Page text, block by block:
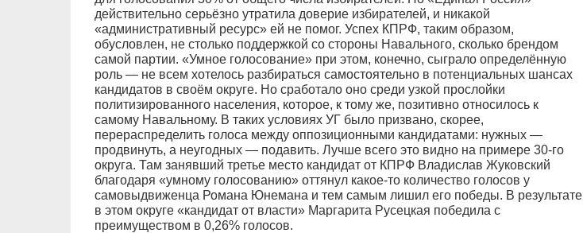
действительно серьёзно утратила доверие избирателей, и никакой
«административный ресурс» ей не помог. Успех КПРФ, таким образом,
обусловлен, не столько поддержкой со стороны Навального, сколько брендом
самой партии. «Умное голосование» при этом, конечно, сыграло определённую
роль — не всем хотелось разбираться самостоятельно в потенциальных шансах
кандидатов в своём округе. Но сработало оно среди узкой прослойки
политизированного населения, которое, к тому же, позитивно относилось к
самому Навальному. В таких условиях УГ было призвано, скорее,
перераспределить голоса между оппозиционными кандидатами: нужных —
продвинуть, а неугодных — подавить. Лучше всего это видно на примере 30-го
округа. Там занявший третье место кандидат от КПРФ Владислав Жуковский
благодаря «умному голосованию» оттянул какое-то количество голосов у
самовыдвиженца Романа Юнемана и тем самым лишил его победы. В результате
в этом округе «кандидат от власти» Маргарита Русецкая победила с
преимуществом в 0,26% голосов.